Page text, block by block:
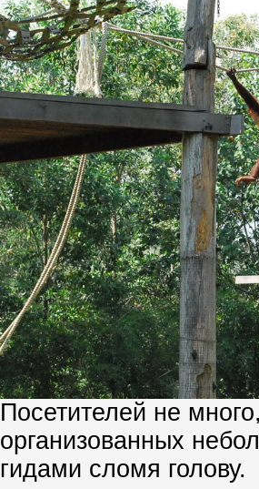
Посетителей не
организованных
гидами сломя голову.